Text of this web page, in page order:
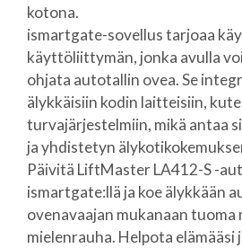
kotona.
ismartgate-sovellus tarjoaa
käyttöliittymän, jonka avulla
ohjata autotallin ovea. Se
älykkäisiin kodin laitteisiin,
turvajärjestelmiin, mikä antaa
ja yhdistetyn
Päivitä LiftMaster LA412-S -
ismartgate:llä ja koe älykkään
ovenavaajan mukanaan tuoma
mielenrauha. Helpota elämääsi